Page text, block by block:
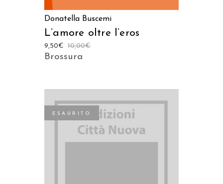
Donatella Buscemi
L’amore oltre l’eros
10,00€
9,50€
Brossura
ESAURITO